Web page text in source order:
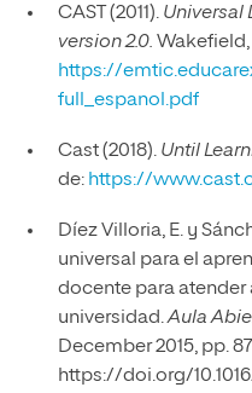
CAST (2011). Universal
version 2.0. Wakefield,
https://
full_espanol.pdf
Cast (2018). Until
de: https://
Díez Villoria, E. y
universal para el
docente para atender
universidad.Aula
December 2015, pp.
https://doi.org/